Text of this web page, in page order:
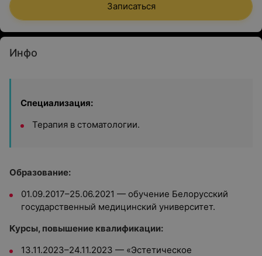
Записаться
Инфо
Специализация:
Терапия в стоматологии.
Образование:
01.09.2017–25.06.2021 — обучение Белорусский
государственный медицинский университет.
Курсы, повышение квалификации:
13.11.2023–24.11.2023 — «Эстетическое